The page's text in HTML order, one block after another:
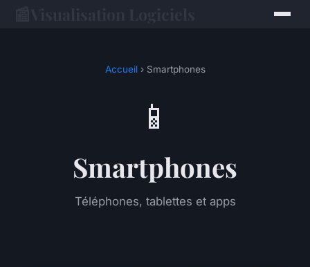
Accueil› Smartphones
📱
Smartphones
Téléphones, tablettes et apps